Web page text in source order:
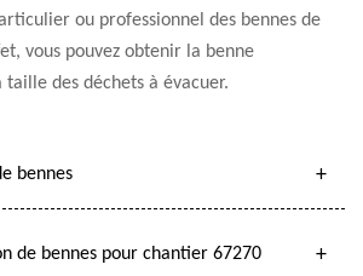
ou professionnel des bennes de
vous pouvez obtenir la benne
des déchets à évacuer.
bennes
de bennes pour chantier 67270